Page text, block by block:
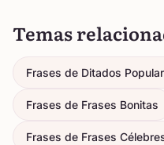
Temas
Frases de Ditados
Frases de Frases Bonitas
Frases de Frases